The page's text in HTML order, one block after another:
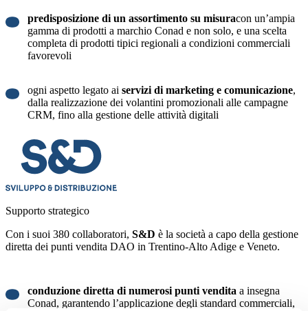
predisposizione di un assortimento su misuracon un’ampia
gamma di prodotti a marchio Conad e non solo, e una scelta
completa di prodotti tipici regionali a condizioni commerciali
favorevoli
ogni aspetto legato ai servizi di marketing e comunicazione,
dalla realizzazione dei volantini promozionali alle campagne
CRM, fino alla gestione delle attività digitali
Supporto strategico
Con i suoi 380 collaboratori, S&D è la società a capo della gestione
diretta dei punti vendita DAO in Trentino-Alto Adige e Veneto.
conduzione diretta di numerosi punti vendita a insegna
Conad, garantendo l’applicazione degli standard commerciali,